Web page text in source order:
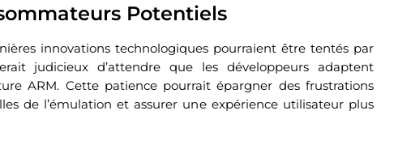
Potentiels
innovations technologiques pourraient être tentés par
judicieux d’attendre que les développeurs adaptent
ARM. Cette patience pourrait épargner des frustrations
de l’émulation et assurer une expérience utilisateur plus